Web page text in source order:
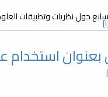
حول نظريات وتطبيقات
استخدام